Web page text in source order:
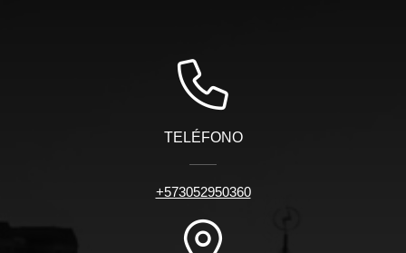
TELÉFONO
+573052950360